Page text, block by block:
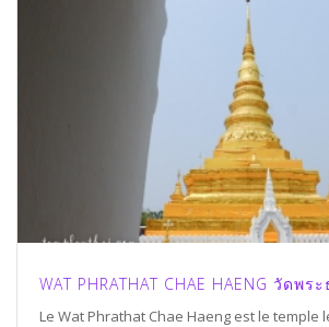
WAT PHRATHAT CHAE HAENG วัดพ
Le Wat Phrathat Chae Haeng est le temple